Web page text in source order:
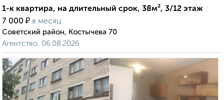
1-к квартира, на длительный срок, 38м², 3/12 этаж
7 000 ₽ в месяц
Советский район, Костычева 70
Агентство, 06.08.2026